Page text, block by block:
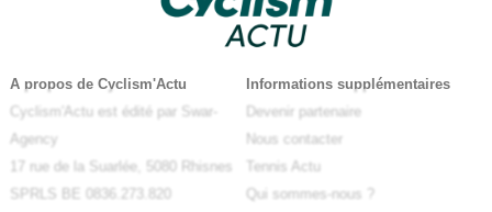
A propos de Cyclism'Actu
Cyclism'Actu est édité par Swar-
Agency
17 rue de la Suarlée, 5080 Rhisnes
SPRLS BE 0836.273.820
Informations supplémentaires
Devenir partenaire
Nous contacter
Tennis Actu
Qui sommes-nous ?